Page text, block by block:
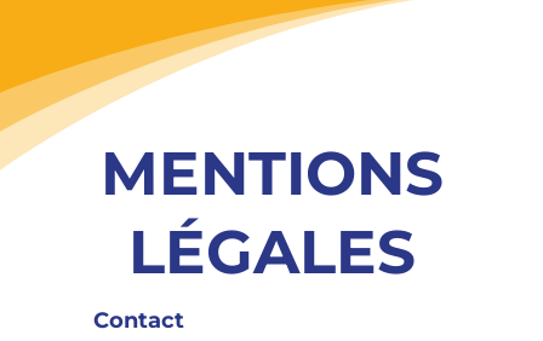
MENTIONS
LÉGALES
Contact